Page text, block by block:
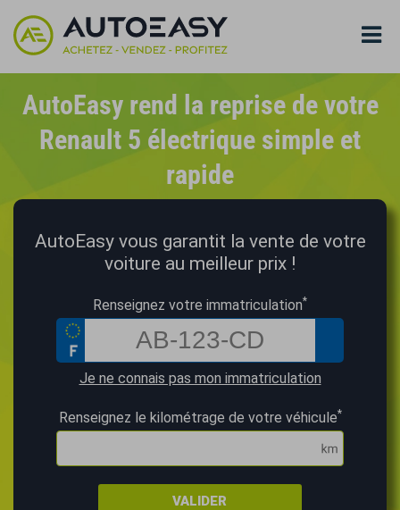
AutoEasy rend la reprise de votre
Renault 5 électrique simple et
rapide
AutoEasy vous garantit la vente de votre
voiture au meilleur prix !
Renseignez votre immatriculation*
Je ne connais pas mon immatriculation
Renseignez le kilométrage de votre véhicule*
VALIDER